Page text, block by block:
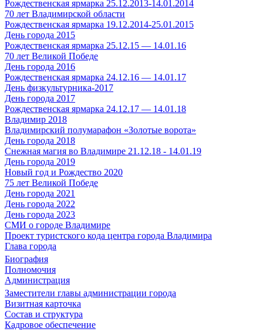
Рождественская ярмарка 25.12.2013-14.01.2014
70 лет Владимирской области
Рождественская ярмарка 19.12.2014-25.01.2015
День города 2015
Рождественская ярмарка 25.12.15 — 14.01.16
70 лет Великой Победе
День города 2016
Рождественская ярмарка 24.12.16 — 14.01.17
День физкультурника-2017
День города 2017
Рождественская ярмарка 24.12.17 — 14.01.18
Владимир 2018
Владимирский полумарафон «Золотые ворота»
День города 2018
Снежная магия во Владимире 21.12.18 - 14.01.19
День города 2019
Новый год и Рождество 2020
75 лет Великой Победе
День города 2021
День города 2022
День города 2023
СМИ о городе Владимире
Проект туристского кода центра города Владимира
Глава города
Биография
Полномочия
Администрация
Заместители главы администрации города
Визитная карточка
Состав и структура
Кадровое обеспечение